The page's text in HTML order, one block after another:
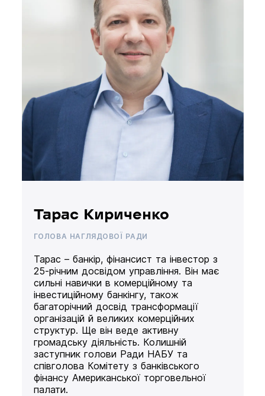
Тарас Кириченко
ГОЛОВА НАГЛЯДОВОЇ РАДИ
Тарас – банкір, фінансист та інвестор з
25-річним досвідом управління. Він має
сильні навички в комерційному та
інвестиційному банкінгу, також
багаторічний досвід трансформації
організацій й великих комерційних
структур. Ще він веде активну
громадську діяльність. Колишній
заступник голови Ради НАБУ та
співголова Комітету з банківського
фінансу Американської торговельної
палати.